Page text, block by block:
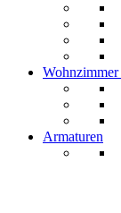
Armaturen